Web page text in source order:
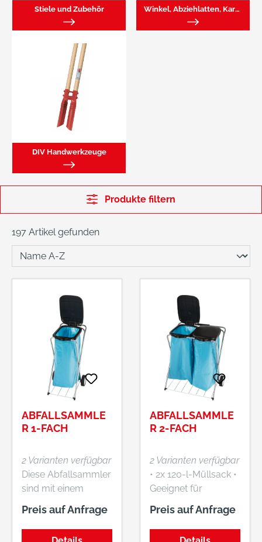
Stiele und Zubehör Winkel, Abziehlatten, Kartätschen
DIV Handwerkzeuge
Produkte filtern
197 Artikel gefunden
ABFALLSAMMLE
R 1-FACH
2 Varianten verfügbar
Diese Abfallsammler
sind mit einem
Haltering und
Gummispanner zum
Befestigen der
Preis auf Anfrage
ABFALLSAMMLE
R 2-FACH
2 Varianten verfügbar
• 2x 120-l-Müllsack •
Geeignet für
Müllbeutel mit
Tragegriff •
Platzsparend und
Preis auf Anfrage